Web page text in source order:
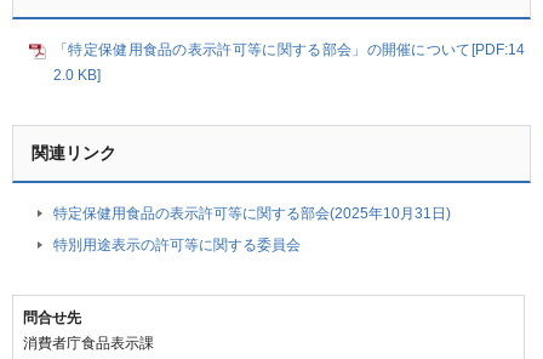
「特定保健用食品の表示許可等に関する部会」の開催について[PDF:14
2.0 KB]
関連リンク
特定保健用食品の表示許可等に関する部会(2025年10月31日)
特別用途表示の許可等に関する委員会
問合せ先
消費者庁食品表示課